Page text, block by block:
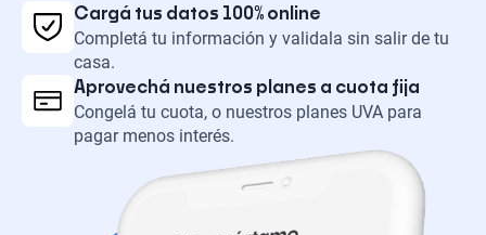
Cargá tus datos 100% online
Completá tu información y validala sin salir de tu
casa.
Aprovechá nuestros planes a cuota fija
Congelá tu cuota, o nuestros planes UVA para
pagar menos interés.